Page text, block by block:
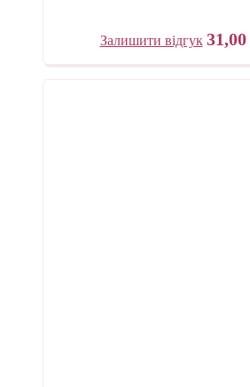
Залишити відгук 31,00